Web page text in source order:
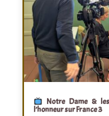
Notre Dame &
l’honneur sur France 3